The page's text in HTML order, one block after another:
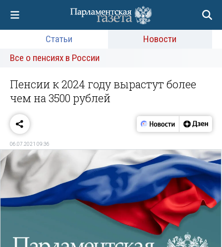
Статьи
Новости
Все о пенсиях в России
Пенсии к 2024 году вырастут более
чем на 3500 рублей
06.07.2021 09:36